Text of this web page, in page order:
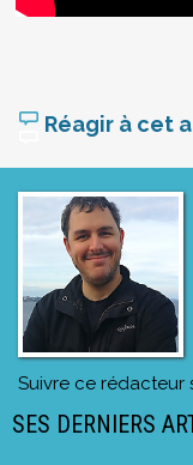
Réagir à cet
Suivre ce rédacteur
SES DERNIERS